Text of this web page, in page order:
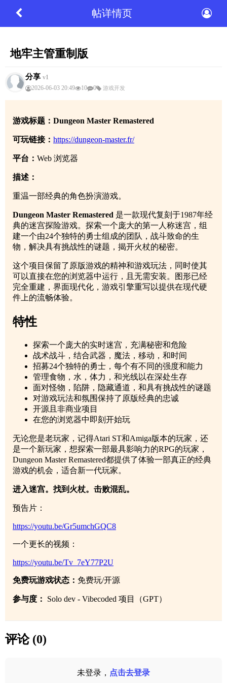
帖详情页
地牢主管重制版
分享 v1
2026-06-03 20:49
10 0 游戏开发
游戏标题：Dungeon Master Remastered
可玩链接： https://dungeon-master.fr/
平台： Web 浏览器
描述：
重温一部经典的角色扮演游戏。
Dungeon Master Remastered 是一款现代复刻于1987年经
典的迷宫探险游戏。探索一个庞大的第一人称迷宫，组
建一个由24个独特的勇士组成的团队，战斗致命的生
物，解决具有挑战性的谜题，揭开火杖的秘密。
这个项目保留了原版游戏的精神和游戏玩法，同时使其
可以直接在您的浏览器中运行，且无需安装。图形已经
完全重建，界面现代化，游戏引擎重写以提供在现代硬
件上的流畅体验。
特性
探索一个庞大的实时迷宫，充满秘密和危险
战术战斗，结合武器，魔法，移动，和时间
招募24个独特的勇士，每个有不同的强度和能力
管理食物，水，体力，和光线以在深处生存
面对怪物，陷阱，隐藏通道，和具有挑战性的谜题
对游戏玩法和氛围保持了原版经典的忠诚
开源且非商业项目
在您的浏览器中即刻开始玩
无论您是老玩家，记得Atari ST和Amiga版本的玩家，还
是一个新玩家，想探索一部最具影响力的RPG的玩家，
Dungeon Master Remastered都提供了体验一部真正的经典
游戏的机会，适合新一代玩家。
进入迷宫。找到火杖。击败混乱。
预告片：
https://youtu.be/Gr5umchGQC8
一个更长的视频：
https://youtu.be/Tv_7eY77P2U
免费玩游戏状态： 免费玩/开源
参与度： Solo dev - Vibecoded 项目（GPT）
评论 (0)
未登录， 点击去登录